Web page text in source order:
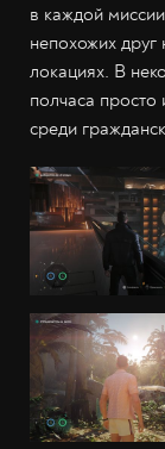
в каждой
непохожих
локациях. В
полчаса просто
среди